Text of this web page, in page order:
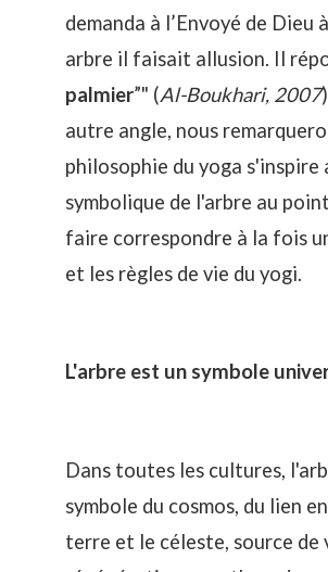
demanda à l’Envoyé de Dieu
arbre il faisait allusion. Il
palmier”" (Al-Boukhari, 2007
autre angle, nous
philosophie du yoga s'inspire
symbolique de l'arbre au
faire correspondre à la fois
et les règles de vie du yogi.
L'arbre est un symbole
Dans toutes les cultures,
symbole du cosmos, du lien
terre et le céleste, source de